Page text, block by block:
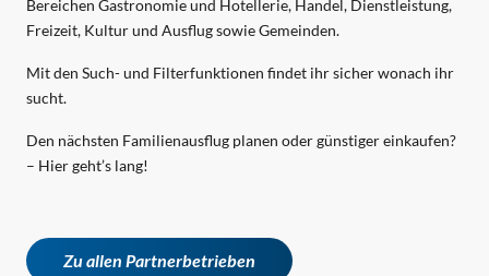
Bereichen Gastronomie und Hotellerie, Handel, Dienstleistung,
Freizeit, Kultur und Ausflug sowie Gemeinden.
Mit den Such- und Filterfunktionen findet ihr sicher wonach ihr
sucht.
Den nächsten Familienausflug planen oder günstiger einkaufen?
– Hier geht’s lang!
Zu allen Partnerbetrieben